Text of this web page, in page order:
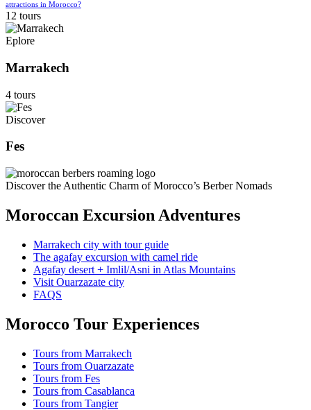
attractions in Morocco?
12 tours
Eplore
Marrakech
4 tours
Discover
Fes
Discover the Authentic Charm of Morocco’s Berber Nomads
Moroccan Excursion Adventures
Marrakech city with tour guide
The agafay excursion with camel ride
Agafay desert + Imlil/Asni in Atlas Mountains
Visit Ouarzazate city
FAQS
Morocco Tour Experiences
Tours from Marrakech
Tours from Ouarzazate
Tours from Fes
Tours from Casablanca
Tours from Tangier